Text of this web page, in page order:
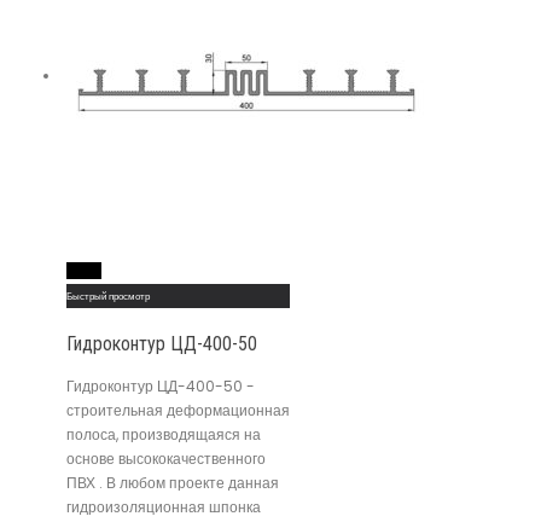
Быстрый просмотр
Гидроконтур ЦД-400-50
Гидроконтур ЦД-400-50 -
строительная деформационная
полоса, производящаяся на
основе высококачественного
ПВХ . В любом проекте данная
гидроизоляционная шпонка